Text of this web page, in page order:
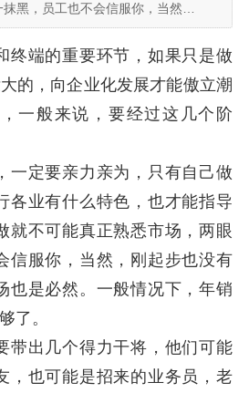
黑，员工也不会信服你，当然…
终端的重要环节，如果只是做
的，向企业化发展才能傲立潮
一般来说，要经过这几个阶
一定要亲力亲为，只有自己做
各业有什么特色，也才能指导
就不可能真正熟悉市场，两眼
信服你，当然，刚起步也没有
也是必然。一般情况下，年销
了。
带出几个得力干将，他们可能
，也可能是招来的业务员，老